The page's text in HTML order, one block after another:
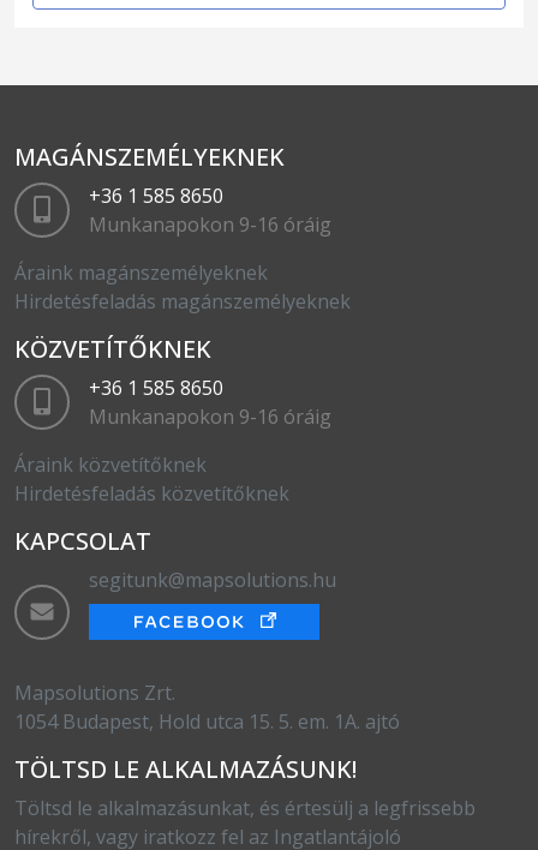
MAGÁNSZEMÉLYEKNEK
+36 1 585 8650
Munkanapokon 9-16 óráig
Áraink magánszemélyeknek
Hirdetésfeladás magánszemélyeknek
KÖZVETÍTŐKNEK
+36 1 585 8650
Munkanapokon 9-16 óráig
Áraink közvetítőknek
Hirdetésfeladás közvetítőknek
KAPCSOLAT
segitunk@mapsolutions.hu
Mapsolutions Zrt.
1054 Budapest, Hold utca 15. 5. em. 1A. ajtó
TÖLTSD LE ALKALMAZÁSUNK!
Töltsd le alkalmazásunkat, és értesülj a legfrissebb
hírekről, vagy iratkozz fel az Ingatlantájoló